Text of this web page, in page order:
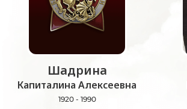
Шадрина
Капиталина Алексеевна
1920 - 1990